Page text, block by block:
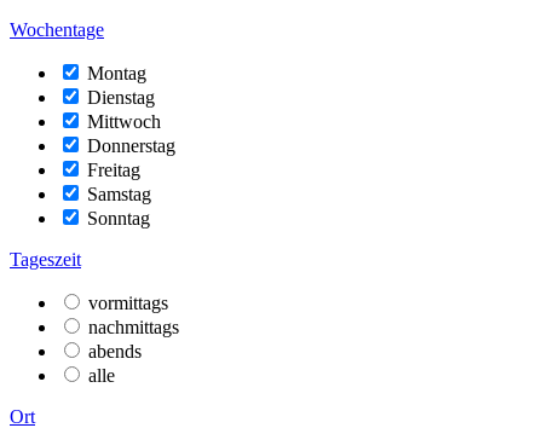
Wochentage
Montag
Dienstag
Mittwoch
Donnerstag
Freitag
Samstag
Sonntag
Tageszeit
vormittags
nachmittags
abends
alle
Ort